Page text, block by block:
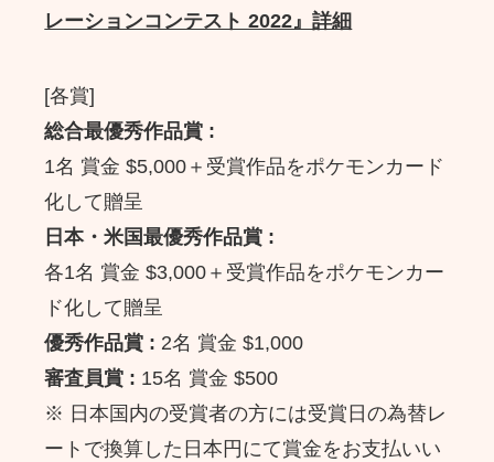
レーションコンテスト 2022』詳細
[各賞]
総合最優秀作品賞 :
1名 賞金 $5,000＋受賞作品をポケモンカード
化して贈呈
日本・米国最優秀作品賞 :
各1名 賞金 $3,000＋受賞作品をポケモンカー
ド化して贈呈
優秀作品賞 : 2名 賞金 $1,000
審査員賞 : 15名 賞金 $500
※ 日本国内の受賞者の方には受賞日の為替レ
ートで換算した日本円にて賞金をお支払いい